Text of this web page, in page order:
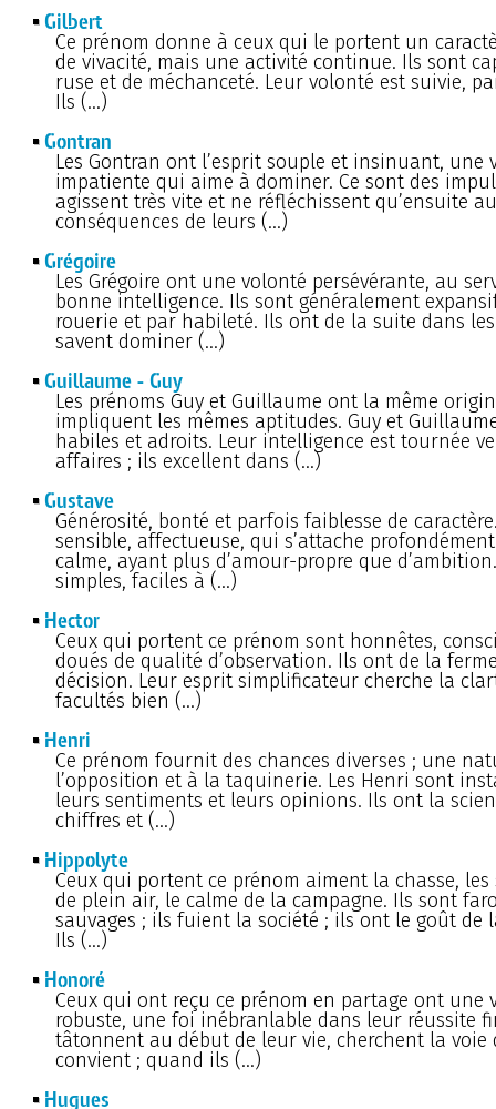
Gilbert
Ce prénom donne à ceux qui le portent un
de vivacité, mais une activité continue. Ils sont
ruse et de méchanceté. Leur volonté est suivie,
Ils (…)
Gontran
Les Gontran ont l’esprit souple et insinuant, une
impatiente qui aime à dominer. Ce sont des
agissent très vite et ne réfléchissent qu’ensuite
conséquences de leurs (…)
Grégoire
Les Grégoire ont une volonté persévérante, au
bonne intelligence. Ils sont généralement
rouerie et par habileté. Ils ont de la suite dans
savent dominer (…)
Guillaume - Guy
Les prénoms Guy et Guillaume ont la même
impliquent les mêmes aptitudes. Guy et
habiles et adroits. Leur intelligence est tournée
affaires ; ils excellent dans (…)
Gustave
Générosité, bonté et parfois faiblesse de
sensible, affectueuse, qui s’attache
calme, ayant plus d’amour-propre que
simples, faciles à (…)
Hector
Ceux qui portent ce prénom sont honnêtes,
doués de qualité d’observation. Ils ont de la
décision. Leur esprit simplificateur cherche la
facultés bien (…)
Henri
Ce prénom fournit des chances diverses ; une
l’opposition et à la taquinerie. Les Henri sont
leurs sentiments et leurs opinions. Ils ont la
chiffres et (…)
Hippolyte
Ceux qui portent ce prénom aiment la chasse, les
de plein air, le calme de la campagne. Ils sont
sauvages ; ils fuient la société ; ils ont le goût de
Ils (…)
Honoré
Ceux qui ont reçu ce prénom en partage ont une
robuste, une foi inébranlable dans leur réussite
tâtonnent au début de leur vie, cherchent la voie
convient ; quand ils (…)
Hugues